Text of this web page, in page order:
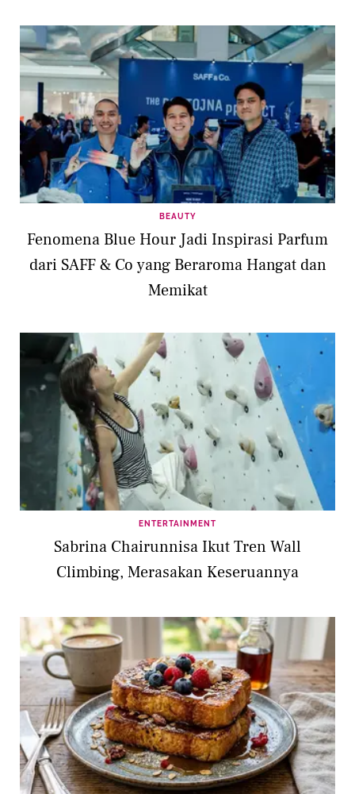
BEAUTY
Fenomena Blue Hour Jadi Inspirasi Parfum
dari SAFF & Co yang Beraroma Hangat dan
Memikat
ENTERTAINMENT
Sabrina Chairunnisa Ikut Tren Wall
Climbing, Merasakan Keseruannya